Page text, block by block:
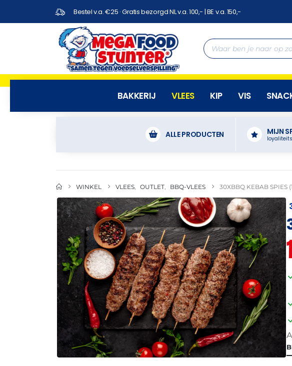
Bestel v.a. €25 · Gratis bezorgd NL v.a. 100,- | BE v.a. 150,-
BAKKERIJ VLEES KIP VIS
ALLE PRODUCTEN MIJN
WINKEL VLEES OUTLET BBQ-VLEES 30XBBQ KEBAB SPIES